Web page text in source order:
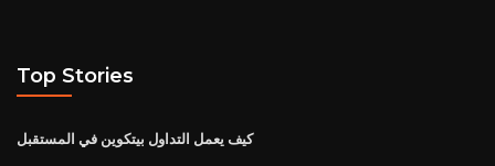
Top Stories
كيف يعمل التداول بيتكوين في المستقبل